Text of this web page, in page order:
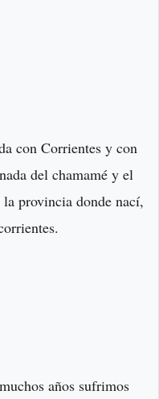
con Corrientes y con
del chamamé y el
provincia donde nací,
años sufrimos